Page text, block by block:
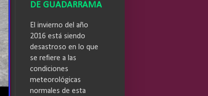
DE GUADARRAMA
El invierno del año
2016 está siendo
desastroso en lo que
se refiere a las
condiciones
meteorológicas
normales de esta